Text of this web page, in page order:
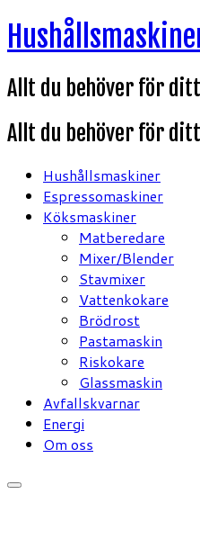
Hoppa
till
Allt du behöver för ditt
Allt du behöver för ditt
Hushållsmaskiner
Espressomaskiner
Köksmaskiner
Matberedare
Mixer/Blender
Stavmixer
Vattenkokare
Brödrost
Pastamaskin
Riskokare
Glassmaskin
Avfallskvarnar
Energi
Om oss